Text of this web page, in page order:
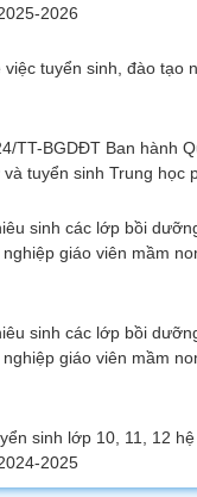
2026
việc tuyển sinh, đào tạo
TT-BGDĐT Ban hành
tuyển sinh Trung học
sinh các lớp bồi
giáo viên mầm
sinh các lớp bồi
giáo viên mầm
sinh lớp 10, 11, 12
2025